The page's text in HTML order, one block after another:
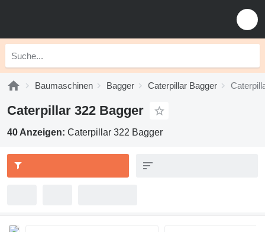
Baumaschinen Bagger Caterpillar Bagger
Caterpillar 322 Bagger
40 Anzeigen: Caterpillar 322 Bagger